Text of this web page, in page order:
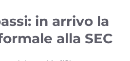
in arrivo la
alla SEC